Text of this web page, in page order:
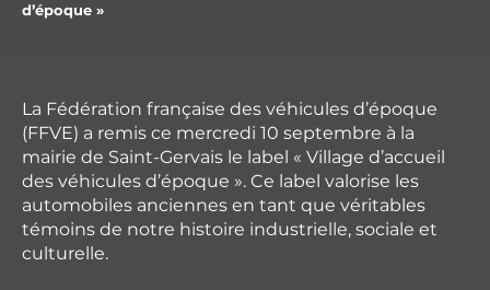
d’époque »
La Fédération française des véhicules d’époque
(FFVE) a remis ce mercredi 10 septembre à la
mairie de Saint-Gervais le label « Village d’accueil
des véhicules d’époque ». Ce label valorise les
automobiles anciennes en tant que véritables
témoins de notre histoire industrielle, sociale et
culturelle.